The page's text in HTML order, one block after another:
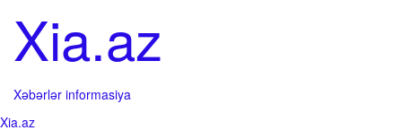
content
Xia.az
Xəbərlər informasiya
Primary
Xia.az